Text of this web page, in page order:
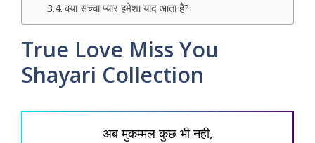
क्या सच्चा प्यार हमेशा याद आता है?
True Love Miss You
Shayari Collection
अब मुकम्मल कुछ भी नही,